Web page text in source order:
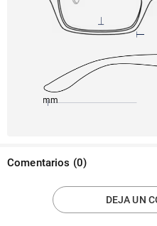
145mm
Comentarios (0)
DEJA UN